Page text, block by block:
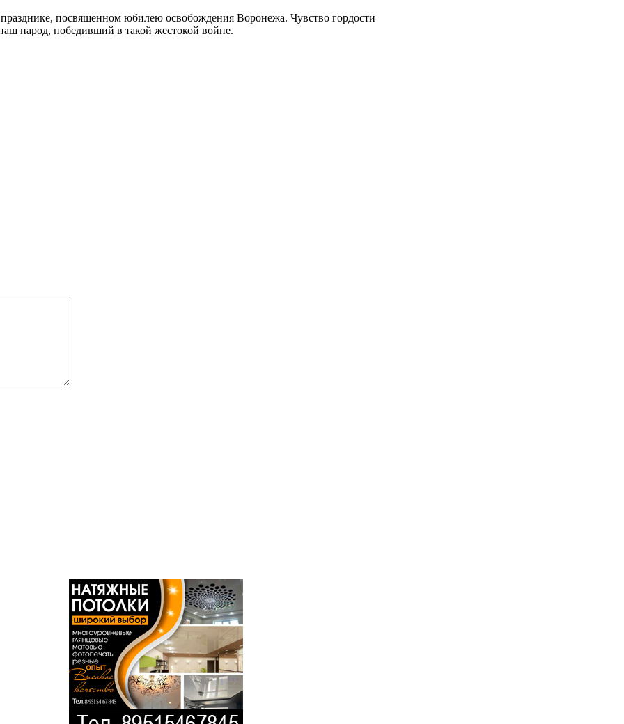
посвященном юбилею освобождения Воронежа. Чувство гордости
народ, победивший в такой жестокой войне.